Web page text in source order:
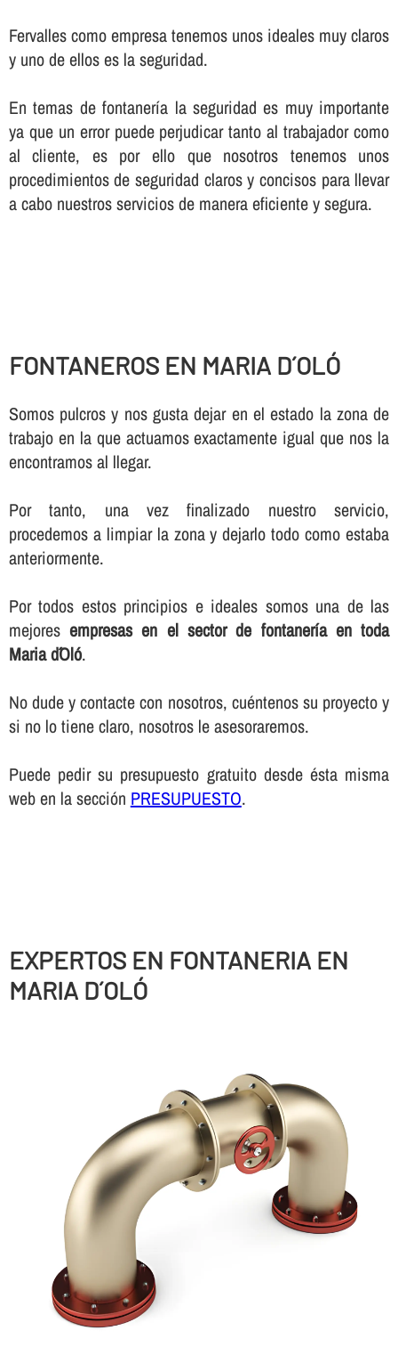
Fervalles como empresa tenemos unos ideales muy claros
y uno de ellos es la seguridad.
En temas de fontanerí­a la seguridad es muy importante
ya que un error puede perjudicar tanto al trabajador como
al cliente, es por ello que nosotros tenemos unos
procedimientos de seguridad claros y concisos para llevar
a cabo nuestros servicios de manera eficiente y segura.
FONTANEROS EN MARIA D´OLÓ
Somos pulcros y nos gusta dejar en el estado la zona de
trabajo en la que actuamos exactamente igual que nos la
encontramos al llegar.
Por tanto, una vez finalizado nuestro servicio,
procedemos a limpiar la zona y dejarlo todo como estaba
anteriormente.
Por todos estos principios e ideales somos una de las
mejoresempresas en el sector de fontanerí­a en toda
Maria d´Oló.
No dude y contacte con nosotros, cuéntenos su proyecto y
si no lo tiene claro, nosotros le asesoraremos.
Puede pedir su presupuesto gratuito desde ésta misma
web en la sección PRESUPUESTO.
EXPERTOS EN FONTANERIA EN
MARIA D´OLÓ